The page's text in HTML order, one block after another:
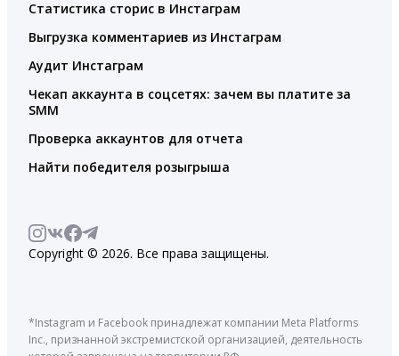
Статистика сторис в Инстаграм
Выгрузка комментариев из Инстаграм
Аудит Инстаграм
Чекап аккаунта в соцсетях: зачем вы платите за
SMM
Проверка аккаунтов для отчета
Найти победителя розыгрыша
Copyright © 2026. Все права защищены.
*Instagram и Facebook принадлежат компании Meta Platforms
Inc., признанной экстремистской организацией, деятельность